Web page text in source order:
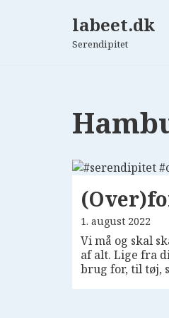
labeet.dk
Serendipitet
1. august 2022
Vi må og skal
af alt. Lige fra
brug for, til tøj,